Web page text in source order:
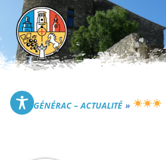
contenu
Commune de
GÉNÉRAC – ACTUALITÉ